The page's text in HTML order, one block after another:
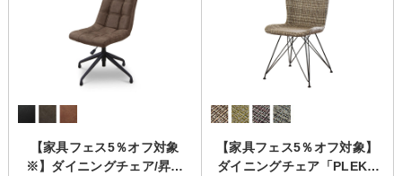
【家具フェス5％オフ対象
※】ダイニングチェア/昇降
【家具フェス5％オフ対象】
ダイニングチェア「PLEKO